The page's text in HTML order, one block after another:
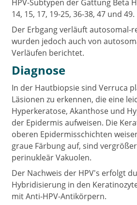
HPV-Subtypen der Gattung Beta
14, 15, 17, 19-25, 36-38, 47 und 49.
Der Erbgang verläuft autosomal-
wurden jedoch auch von
Verläufen berichtet.
Diagnose
In der Hautbiopsie sind Verruca
Läsionen zu erkennen, die eine
Hyperkeratose, Akanthose und
der Epidermis aufweisen. Die
oberen Epidermisschichten
graue Färbung auf, sind
perinukleär Vakuolen.
Der Nachweis der HPV's erfolgt
Hybridisierung in den
mit Anti-HPV-Antikörpern.